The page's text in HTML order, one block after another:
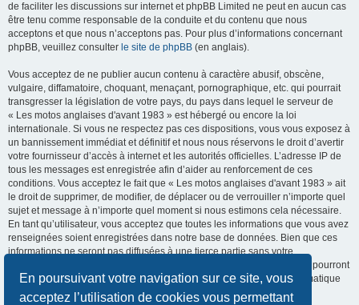
En poursuivant votre navigation sur ce site, vous
acceptez l’utilisation de cookies vous permettant
de faciliter les discussions sur internet et phpBB Limited ne peut en aucun cas
être tenu comme responsable de la conduite et du contenu que nous
acceptons et que nous n’acceptons pas. Pour plus d’informations concernant
phpBB, veuillez consulter le site de phpBB (en anglais).
Vous acceptez de ne publier aucun contenu à caractère abusif, obscène,
vulgaire, diffamatoire, choquant, menaçant, pornographique, etc. qui pourrait
transgresser la législation de votre pays, du pays dans lequel le serveur de
« Les motos anglaises d'avant 1983 » est hébergé ou encore la loi
internationale. Si vous ne respectez pas ces dispositions, vous vous exposez à
un bannissement immédiat et définitif et nous nous réservons le droit d’avertir
votre fournisseur d’accès à internet et les autorités officielles. L’adresse IP de
tous les messages est enregistrée afin d’aider au renforcement de ces
conditions. Vous acceptez le fait que « Les motos anglaises d'avant 1983 » ait
le droit de supprimer, de modifier, de déplacer ou de verrouiller n’importe quel
sujet et message à n’importe quel moment si nous estimons cela nécessaire.
En tant qu’utilisateur, vous acceptez que toutes les informations que vous avez
renseignées soient enregistrées dans notre base de données. Bien que ces
informations ne seront pas diffusées à une tierce partie sans votre
consentement, ni « Les motos anglaises d'avant 1983 », ni phpBB, ne pourront
être tenus comme responsables en cas de tentative de piratage informatique
visant à compromettre vos données.